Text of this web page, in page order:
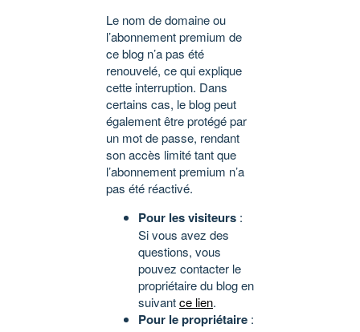
Le nom de domaine ou
l’abonnement premium de
ce blog n’a pas été
renouvelé, ce qui explique
cette interruption. Dans
certains cas, le blog peut
également être protégé par
un mot de passe, rendant
son accès limité tant que
l’abonnement premium n’a
pas été réactivé.
Pour les visiteurs :
Si vous avez des
questions, vous
pouvez contacter le
propriétaire du blog en
suivantce lien.
Pour le propriétaire :